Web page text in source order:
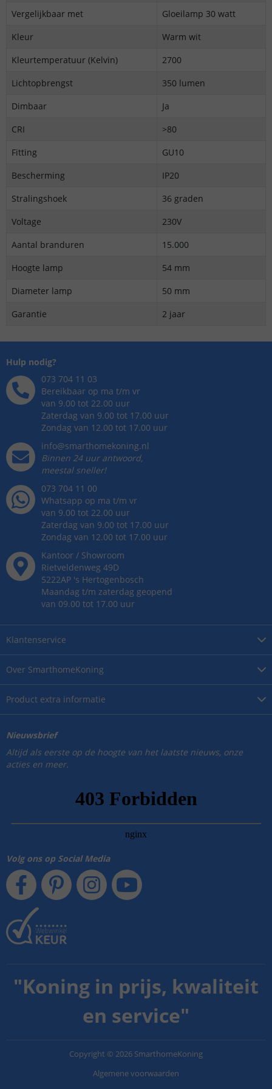
Vergelijkbaar met
Gloeilamp 30 watt
Kleur
Warm wit
Kleurtemperatuur (Kelvin)
2700
Lichtopbrengst
350 lumen
Dimbaar
Ja
CRI
>80
Fitting
GU10
Bescherming
IP20
Stralingshoek
36 graden
Voltage
230V
Aantal branduren
15.000
Hoogte lamp
54 mm
Diameter lamp
50 mm
Garantie
2 jaar
Over SmarthomeKoning
Product extra informatie
Klantenservice
Hulp nodig?
073 704 11 03
Bereikbaar op ma t/m vr
van 9.00 tot 22.00 uur
Zaterdag van 9.00 tot 17.00 uur
Zondag van 12.00 tot 17.00 uur
info@smarthomekoning.nl
Binnen 24 uur antwoord,
meestal sneller!
073 704 11 00
Whatsapp op ma t/m vr
van 9.00 tot 22.00 uur
Zaterdag van 9.00 tot 17.00 uur
Zondag van 12.00 tot 17.00 uur
Kantoor / Showroom
Rietveldenweg 49D
5222AP 's Hertogenbosch
Maandag t/m zaterdag geopend
van 09.00 tot 17.00 uur
Nieuwsbrief
Altijd als eerste op de hoogte van het laatste nieuws, onze
acties en meer.
Volg ons op Social Media
"Koning in prijs, kwaliteit
en service"
Copyright © 2026 SmarthomeKoning
Algemene voorwaarden